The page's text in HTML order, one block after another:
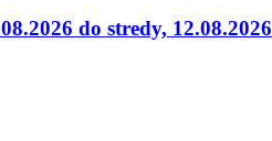
do stredy, 12.08.2026